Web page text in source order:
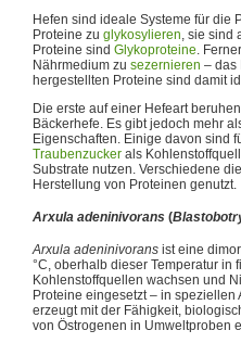
Hefen sind ideale Systeme für die
Proteine zu glykosylieren, sie sind
Proteine sind Glykoproteine.
Nährmedium zu sezernieren – das
hergestellten Proteine sind damit
Die erste auf einer Hefeart
Bäckerhefe. Es gibt jedoch mehr
Eigenschaften. Einige davon sind
Traubenzucker als
Substrate nutzen. Verschiedene
Herstellung von Proteinen genutzt.
Arxula adeninivorans (
Arxula adeninivorans ist eine
°C, oberhalb dieser Temperatur in
Kohlenstoffquellen wachsen und
Proteine eingesetzt – in
erzeugt mit der Fähigkeit,
von Östrogenen in Umweltproben